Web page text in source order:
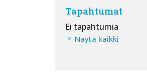
Tapahtumat
Ei tapahtumia
Näytä kaikki